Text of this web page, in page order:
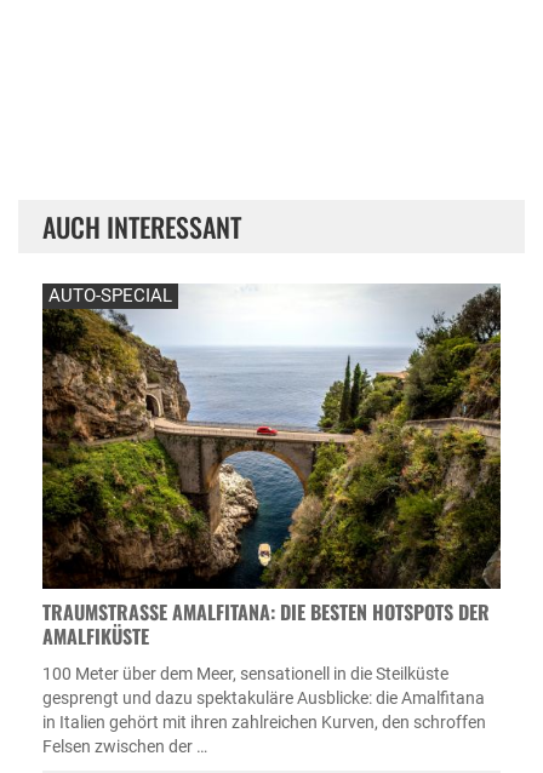
AUCH INTERESSANT
AUTO-SPECIAL
TRAUMSTRASSE AMALFITANA: DIE BESTEN HOTSPOTS DER A
MALFIKÜSTE
100 Meter über dem Meer, sensationell in die Steilküste
gesprengt und dazu spektakuläre Ausblicke: die Amalfitana
in Italien gehört mit ihren zahlreichen Kurven, den schroffen
Felsen zwischen der …